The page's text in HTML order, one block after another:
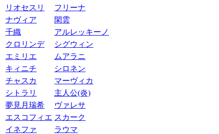
リオセスリ
フリーナ
ナヴィア
閑雲
千織
アルレッキーノ
クロリンデ
シグウィン
エミリエ
ムアラニ
キィニチ
シロネン
チャスカ
マーヴィカ
シトラリ
主人公(炎)
夢見月瑞希
ヴァレサ
エスコフィエ スカーク
イネファ
ラウマ